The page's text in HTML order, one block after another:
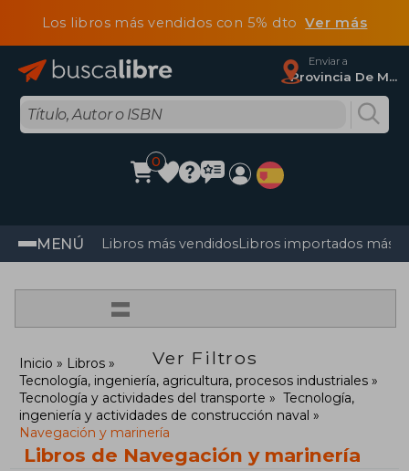
Los libros más vendidos con 5% dtoVer más
Enviar a
Provincia De Madrid
0
MENÚ Libros más vendidosLibros importados más
=
Ver Filtros
Inicio
Libros
Tecnología, ingeniería, agricultura, procesos industriales
Tecnología y actividades del transporte
Tecnología,
ingeniería y actividades de construcción naval
Navegación y marinería
Libros de Navegación y marinería